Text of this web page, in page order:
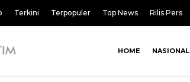
Terkini Terpopuler Top News Rilis Pers
HOME NASIONAL